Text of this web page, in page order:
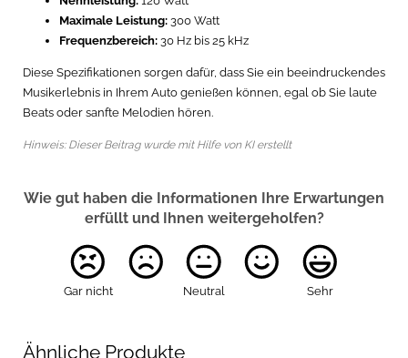
Maximale Leistung: 300 Watt
Frequenzbereich: 30 Hz bis 25 kHz
Diese Spezifikationen sorgen dafür, dass Sie ein beeindruckendes
Musikerlebnis in Ihrem Auto genießen können, egal ob Sie laute
Beats oder sanfte Melodien hören.
Hinweis: Dieser Beitrag wurde mit Hilfe von KI erstellt
Wie gut haben die Informationen Ihre Erwartungen
erfüllt und Ihnen weitergeholfen?
Gar nicht Neutral Sehr
Ähnliche Produkte